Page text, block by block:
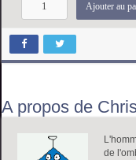
u
a
n
t
Ajouter au
A propos de
de